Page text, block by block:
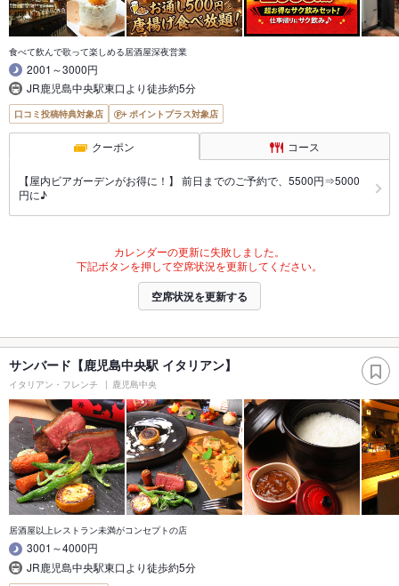
食べて飲んで歌って楽しめる居酒屋深夜営業
2001～3000円
JR鹿児島中央駅東口より徒歩約5分
口コミ投稿特典対象店 ポイントプラス対象店
クーポン コース
【屋内ビアガーデンがお得に！】 前日までのご予約で、5500円⇒5000
円に♪
カレンダーの更新に失敗しました。
下記ボタンを押して空席状況を更新してください。
空席状況を更新する
サンバード【鹿児島中央駅 イタリアン】
イタリアン・フレンチ 鹿児島中央
居酒屋以上レストラン未満がコンセプトの店
3001～4000円
JR鹿児島中央駅東口より徒歩約5分